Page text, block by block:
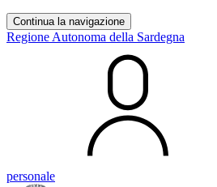
Continua la navigazione
Regione Autonoma della Sardegna
personale